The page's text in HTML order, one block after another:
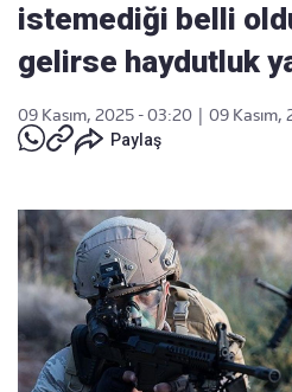
istemediği belli
gelirse haydutluk
09 Kasım, 2025 - 03:20
09 Kasım,
Paylaş